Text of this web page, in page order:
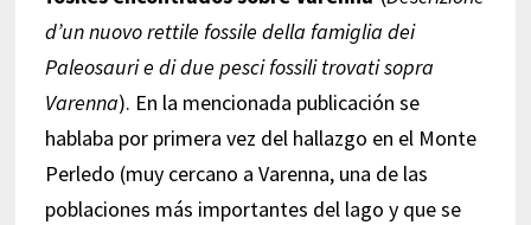
d’un nuovo rettile fossile della famiglia dei
Paleosauri e di due pesci fossili trovati sopra
Varenna). En la mencionada publicación se
hablaba por primera vez del hallazgo en el Monte
Perledo (muy cercano a Varenna, una de las
poblaciones más importantes del lago y que se